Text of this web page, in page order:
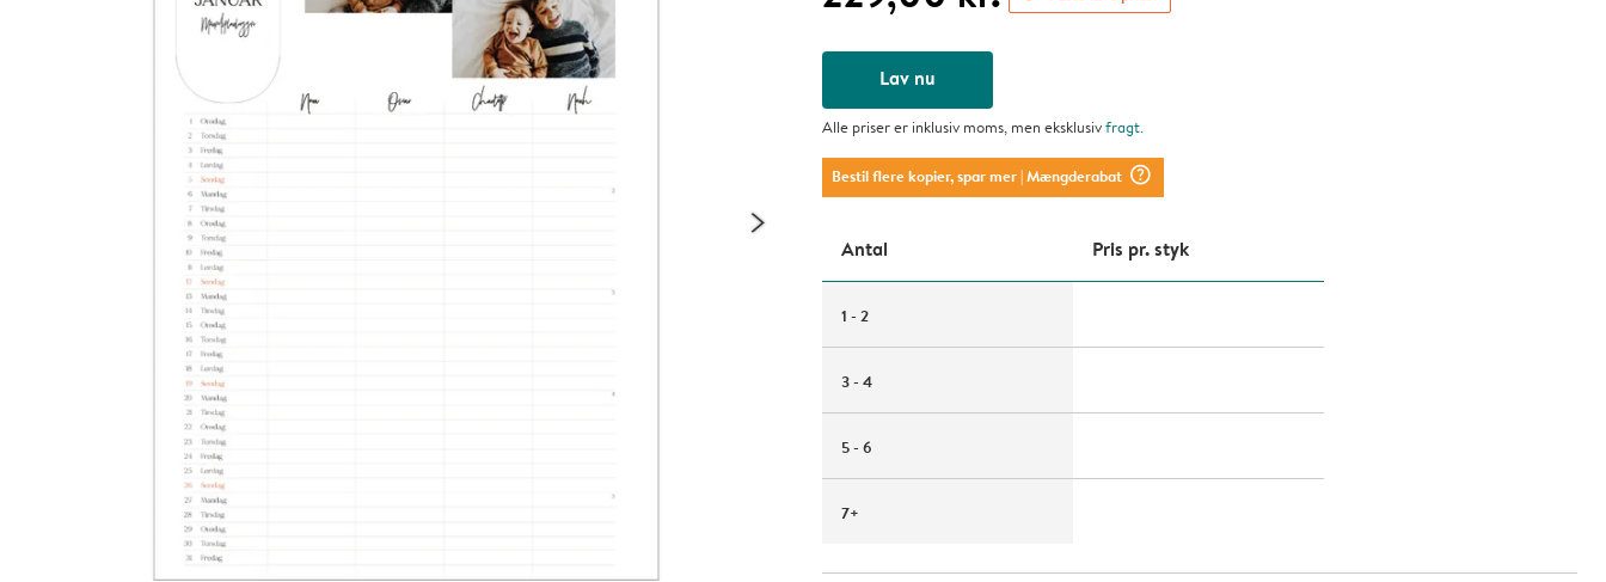
Lav nu
Alle priser er inklusiv moms, men eksklusivfragt.
Bestil flere kopier, spar mer| Mængderabat question_mark_circle
Antal Pris pr. styk
1 - 2
3 - 4
5 - 6
7+